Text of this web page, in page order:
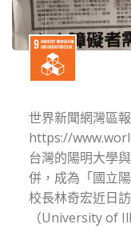
世界新聞網灣區
https://
台灣的陽明大學
併，成為「國立
校長林奇宏近日
（University of